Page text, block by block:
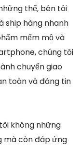
thế, bên tôi
ship hàng nhanh
mếm mộ và
chúng tôi
chuyển giao
toàn và đáng tin
không những
mà còn đáp ứng